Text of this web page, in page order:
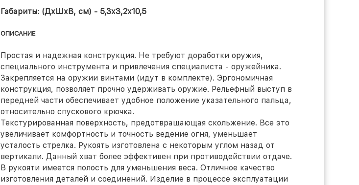
Габариты: (ДхШхВ, см) - 5,3х3,2х10,5
ОПИСАНИЕ
Простая и надежная конструкция. Не требуют доработки оружия,
специального инструмента и привлечения специалиста - оружейника.
Закрепляется на оружии винтами (идут в комплекте). Эргономичная
конструкция, позволяет прочно удерживать оружие. Рельефный выступ в
передней части обеспечивает удобное положение указательного пальца,
относительно спускового крючка.
Текстурированная поверхность, предотвращающая скольжение. Все это
увеличивает комфортность и точность ведение огня, уменьшает
усталость стрелка. Рукоять изготовлена с некоторым углом назад от
вертикали. Данный хват более эффективен при противодействии отдаче.
В рукояти имеется полость для уменьшения веса. Отличное качество
изготовления деталей и соединений. Изделие в процессе эксплуатации